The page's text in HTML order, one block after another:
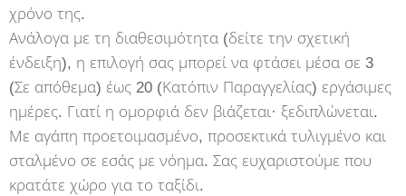
χρόνο της.
Ανάλογα με τη διαθεσιμότητα (δείτε την σχετική
ένδειξη), η επιλογή σας μπορεί να φτάσει μέσα σε 3
(Σε απόθεμα) έως 20 (Κατόπιν Παραγγελίας) εργάσιμες
ημέρες. Γιατί η ομορφιά δεν βιάζεται· ξεδιπλώνεται.
Με αγάπη προετοιμασμένο, προσεκτικά τυλιγμένο και
σταλμένο σε εσάς με νόημα. Σας ευχαριστούμε που
κρατάτε χώρο για το ταξίδι.